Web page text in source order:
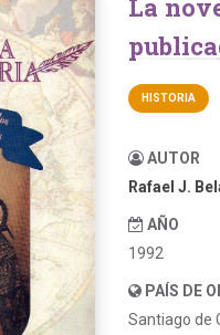
La novela de la historia. Los mejores artículos
HISTORIA
AUTOR
Rafael J.
AÑO
1992
PAÍS DE
Santiago de